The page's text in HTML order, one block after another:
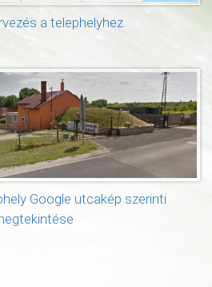
a telephelyhez
Google utcakép szerinti